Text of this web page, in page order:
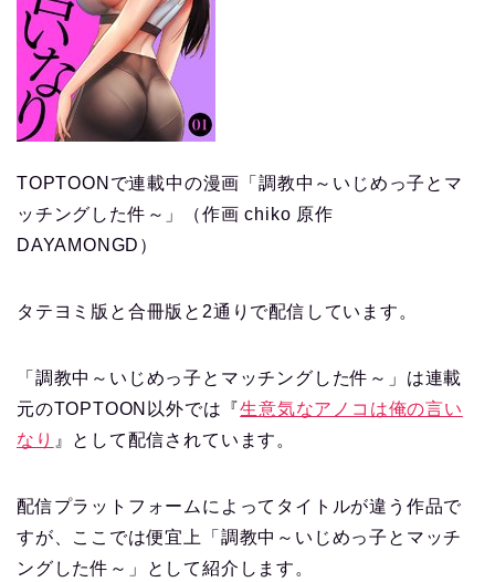
TOPTOONで連載中の漫画「調教中～いじめっ子とマ
ッチングした件～」（作画 chiko 原作
DAYAMONGD）
タテヨミ版と合冊版と2通りで配信しています。
「調教中～いじめっ子とマッチングした件～」は連載
元のTOPTOON以外では『生意気なアノコは俺の言い
なり 』として配信されています。
配信プラットフォームによってタイトルが違う作品で
すが、ここでは便宜上「調教中～いじめっ子とマッチ
ングした件～」として紹介します。